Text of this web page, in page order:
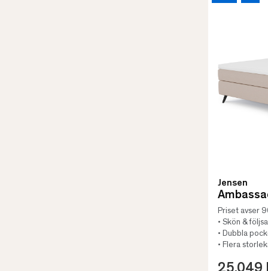
Jensen
Priset avser
• Skön &
• Dubbla
• Flera